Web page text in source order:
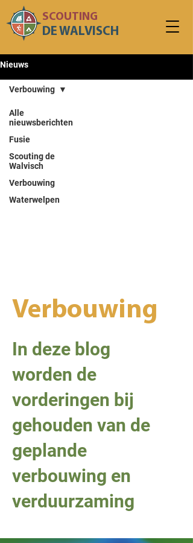
SCOUTING
DE WALVISCH
Nieuws
Alle
nieuwsberichten
Fusie
Scouting de
Walvisch
Verbouwing
Waterwelpen
Verbouwing
Verbouwing
In deze blog
worden de
vorderingen bij
gehouden van de
geplande
verbouwing en
verduurzaming